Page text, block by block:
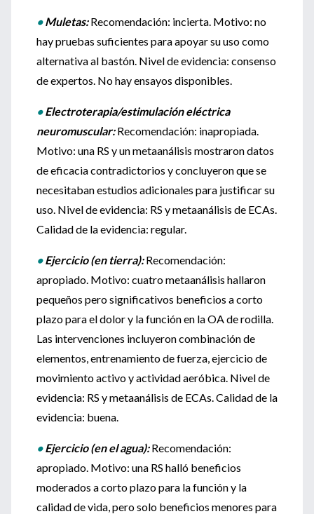
•Muletas:Recomendación: incierta. Motivo: no
hay pruebas suficientes para apoyar su uso como
alternativa al bastón. Nivel de evidencia: consenso
de expertos. No hay ensayos disponibles.
•Electroterapia/estimulación eléctrica
neuromuscular:Recomendación: inapropiada.
Motivo: una RS y un metaanálisis mostraron datos
de eficacia contradictorios y concluyeron que se
necesitaban estudios adicionales para justificar su
uso. Nivel de evidencia: RS y metaanálisis de ECAs.
Calidad de la evidencia: regular.
•Ejercicio (en tierra):Recomendación:
apropiado. Motivo: cuatro metaanálisis hallaron
pequeños pero significativos beneficios a corto
plazo para el dolor y la función en la OA de rodilla.
Las intervenciones incluyeron combinación de
elementos, entrenamiento de fuerza, ejercicio de
movimiento activo y actividad aeróbica. Nivel de
evidencia: RS y metaanálisis de ECAs. Calidad de la
evidencia: buena.
•Ejercicio (en el agua):Recomendación:
apropiado. Motivo: una RS halló beneficios
moderados a corto plazo para la función y la
calidad de vida, pero solo beneficios menores para